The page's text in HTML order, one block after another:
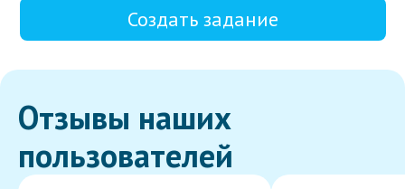
Создать задание
Отзывы наших
пользователей